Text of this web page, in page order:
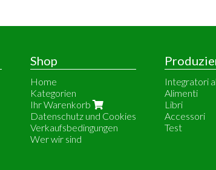
Shop
Home
Kategorien
Ihr Warenkorb
Datenschutz und Cookies
Verkaufsbedingungen
Wer wir sind
Integratori
Alimenti
Libri
Accessori
Test